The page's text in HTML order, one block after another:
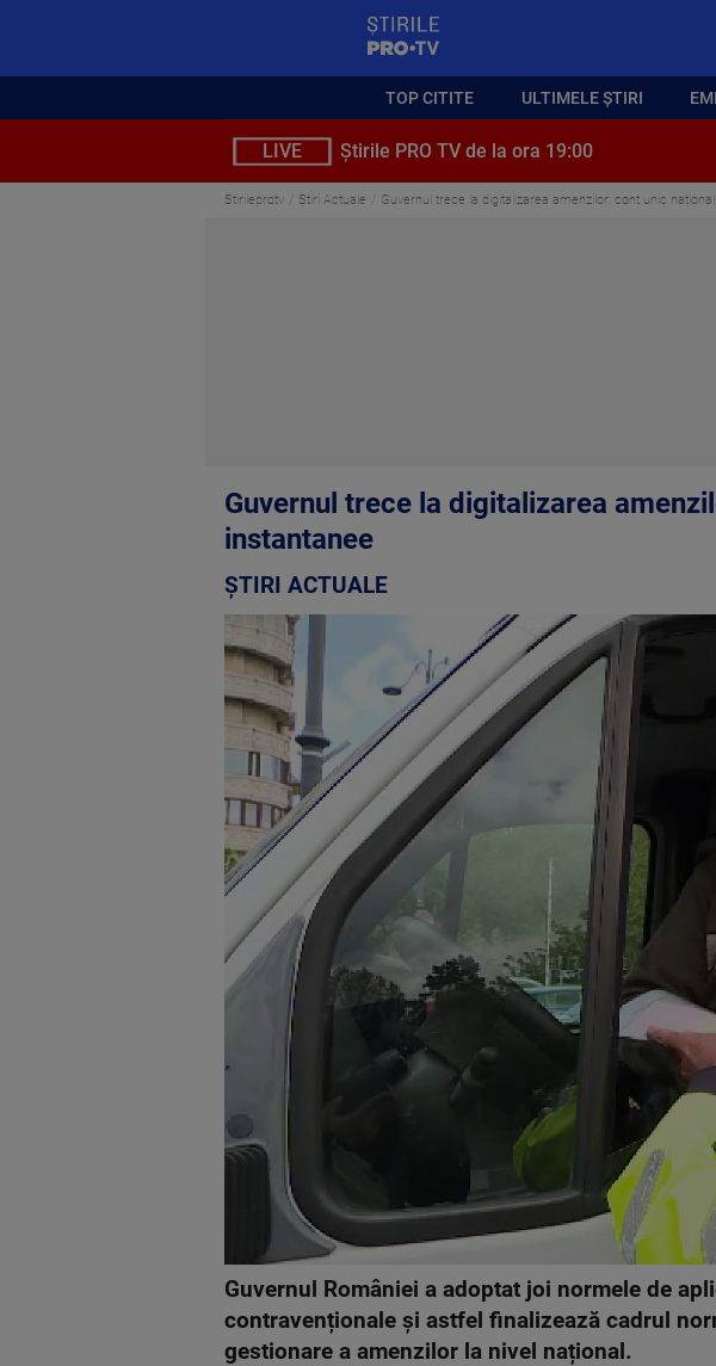
TOP CITITE ULTIMELE ȘTIRI
LIVE Știrile PRO TV de la ora 19:00
Stirileprotv Știri Actuale Guvernul trece la digitalizarea amenzilor: cont unic
Guvernul trece la digitalizarea
instantanee
ȘTIRI ACTUALE
Guvernul României a adoptat joi normele de
contravenționale și astfel finalizează cadrul
gestionare a amenzilor la nivel național.